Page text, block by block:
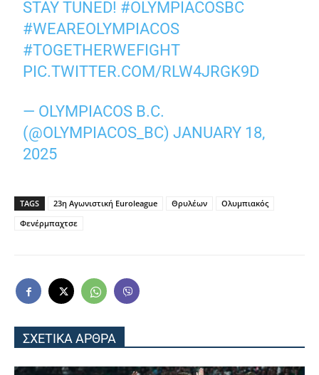
STAY TUNED! #OLYMPIACOSBC
#WEAREOLYMPIACOS
#TOGETHERWEFIGHT
PIC.TWITTER.COM/RLW4JRGK9D
— OLYMPIACOS B.C.
(@OLYMPIACOS_BC)JANUARY 18,
2025
TAGS 23η Αγωνιστική Euroleague Θρυλέων
Ολυμπιακός
Φενέρμπαχτσε
ΣΧΕΤΙΚΑ ΑΡΘΡΑ